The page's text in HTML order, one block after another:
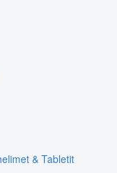
& Tabletit